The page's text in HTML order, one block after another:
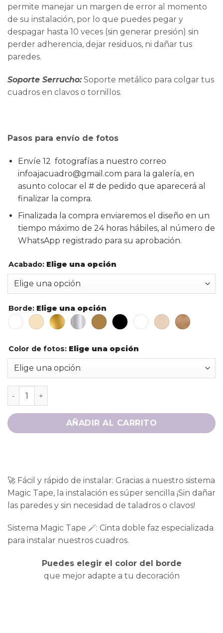
permite manejar un margen de error al momento
de su instalación, por lo que puedes pegar y
despagar hasta 10 veces (sin generar presión) sin
perder adherencia, dejar residuos, ni dañar tus
paredes.
Soporte Serrucho:Soporte metálico para colgar tus
cuadros en clavos o tornillos.
Pasos para envío de fotos
Envíe 12 fotografías a nuestro correo
infoajacuadro@gmail.com para la galería, en
asunto colocar el # de pedido que aparecerá al
finalizar la compra.
Finalizada la compra enviaremos el diseño en un
tiempo máximo de 24 horas hábiles, al número de
WhatsApp registrado para su aprobación.
Acabado: Elige una opción
Borde: Elige una opción
Color de fotos: Elige una opción
AÑADIR AL CARRITO
🚀 Fácil y rápido de instalar: Gracias a nuestro sistema
Magic Tape, la instalación es súper sencilla ¡Sin dañar
las paredes y sin necesidad de taladros o clavos!
Sistema Magic Tape 🪄: Cinta doble faz especializada
para instalar nuestros cuadros.
Puedes elegir el color del borde
que mejor adapte a tu decoración